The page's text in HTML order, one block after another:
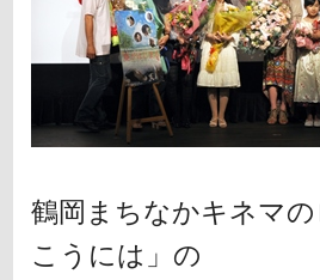
鶴岡まちなかキネマ
こうには」の